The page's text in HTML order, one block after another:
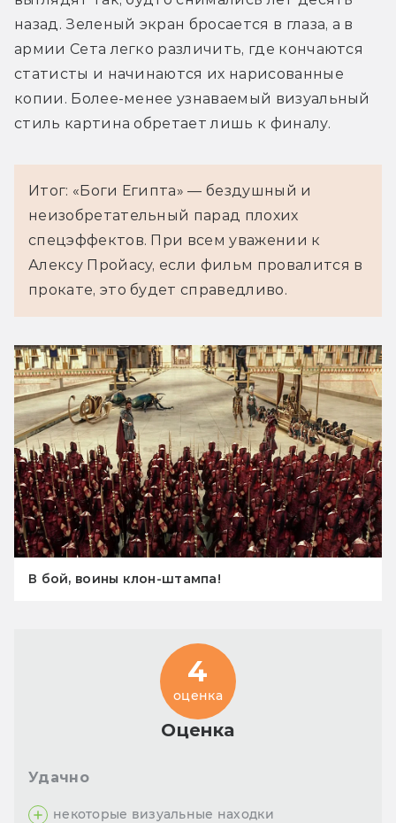
назад. Зеленый экран бросается в глаза, а в
армии Сета легко различить, где кончаются
статисты и начинаются их нарисованные
копии. Более-менее узнаваемый визуальный
стиль картина обретает лишь к финалу.
Итог: «Боги Египта» — бездушный и
неизобретательный парад плохих
спецэффектов. При всем уважении к
Алексу Пройасу, если фильм провалится в
прокате, это будет справедливо.
В бой, воины клон-штампа!
Оценка
4
оценка
Удачно
некоторые визуальные находки